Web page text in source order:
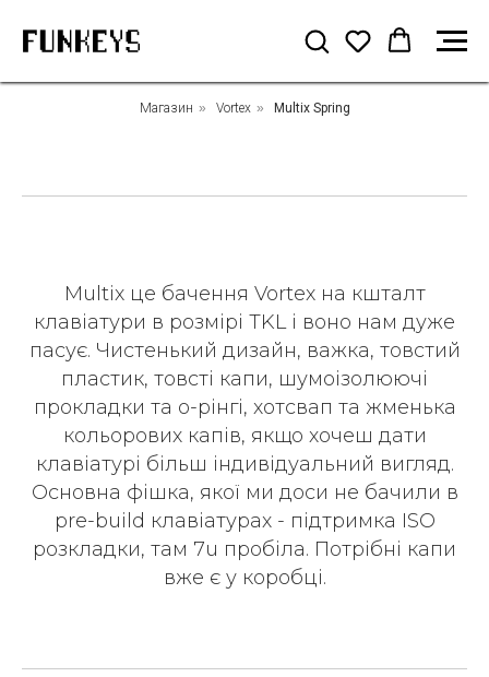
Магазин » Vortex » Multix Spring
Multix це бачення Vortex на кшталт
клавіатури в розмірі TKL і воно нам дуже
пасує. Чистенький дизайн, важка, товстий
пластик, товсті капи, шумоізолюючі
прокладки та о-рінгі, хотсвап та жменька
кольорових капів, якщо хочеш дати
клавіатурі більш індивідуальний вигляд.
Основна фішка, якої ми доси не бачили в
pre-build клавіатурах - підтримка ISO
розкладки, там 7u пробіла. Потрібні капи
вже є у коробці.